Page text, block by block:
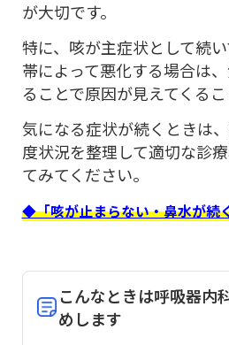
が大切です。
特に、咳が主症状として続
帯によって悪化する場合は
ることで原因が見えてくるこ
気になる症状が続くときは
度状況を整理して適切な診
てみてください。
◆「咳が止まらない・鼻水が続
こんなときは呼吸器内
めします